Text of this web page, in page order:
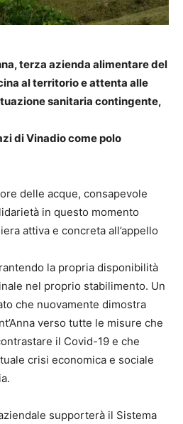
terza azienda alimentare del
al territorio e attenta alle
sanitaria contingente,
di Vinadio come polo
delle acque, consapevole
in questo momento
attiva e concreta all’appello
la propria disponibilità
nel proprio stabilimento. Un
che nuovamente dimostra
verso tutte le misure che
il Covid-19 e che
crisi economica e sociale
supporterà il Sistema